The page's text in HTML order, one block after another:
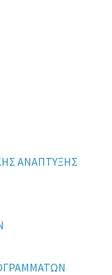
ΑΝΑΠΤΥΞΗΣ